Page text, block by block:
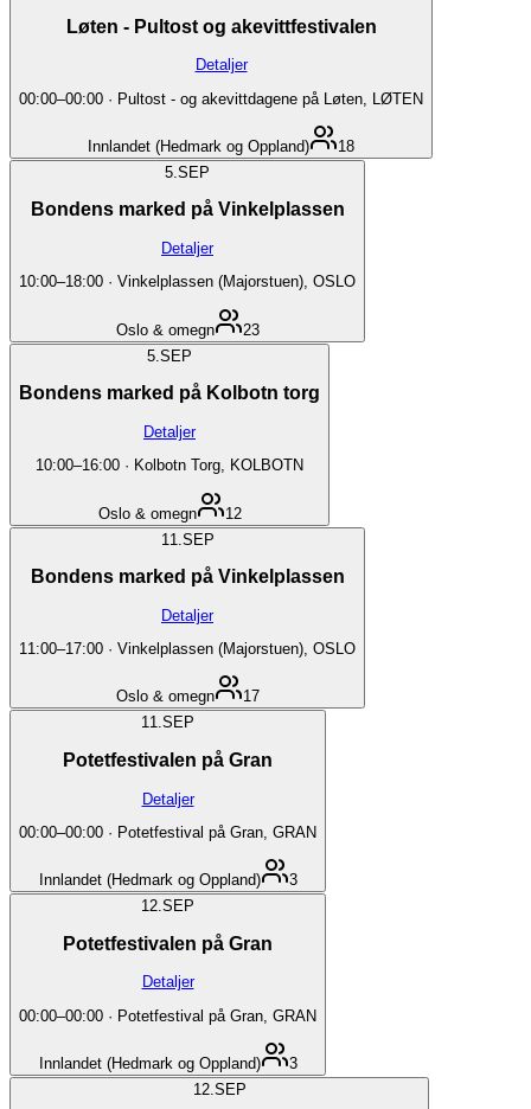
Løten - Pultost og akevittfestivalen
Detaljer
00:00–00:00 · Pultost - og akevittdagene på Løten, LØTEN
Innlandet (Hedmark og Oppland)
18
5. SEP
Bondens marked på Vinkelplassen
Detaljer
10:00–18:00 · Vinkelplassen (Majorstuen), OSLO
Oslo & omegn
23
5. SEP
Bondens marked på Kolbotn torg
Detaljer
10:00–16:00 · Kolbotn Torg, KOLBOTN
Oslo & omegn
12
11. SEP
Bondens marked på Vinkelplassen
Detaljer
11:00–17:00 · Vinkelplassen (Majorstuen), OSLO
Oslo & omegn
17
11.SEP
Potetfestivalen på Gran
Detaljer
00:00–00:00 · Potetfestival på Gran, GRAN
Innlandet (Hedmark og Oppland)
3
12.SEP
Potetfestivalen på Gran
Detaljer
00:00–00:00 · Potetfestival på Gran, GRAN
Innlandet (Hedmark og Oppland)
3
12.SEP